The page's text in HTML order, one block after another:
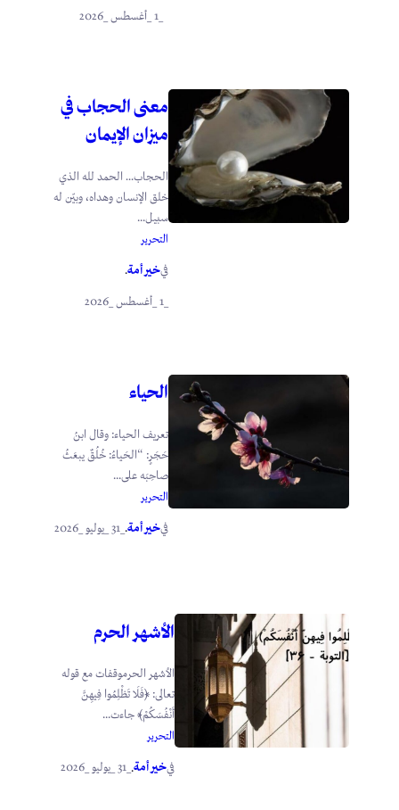
_1 _أغسطس _2026
معنى الحجاب في
ميزان الإيمان
الحجاب… الحمد لله الذي
خلق الإنسان وهداه، وبيّن له
سبيل...
التحرير
فيخير أمة.
_1 _أغسطس _2026
الحياء
تعريف الحياء: وقال ابنُ
حَجَرٍ: “الحَياءُ: خُلُقٌ يبعَثُ
صاحِبَه على...
التحرير
فيخير أمة.
الأشهر الحرم
الأشهر الحرموقفات مع قوله
تعالى: ﴿فَلَا تَظْلِمُوا فِيهِنَّ
أَنْفُسَكُمْ﴾ جاءت...
التحرير
فيخير أمة. _31 _يوليو _2026